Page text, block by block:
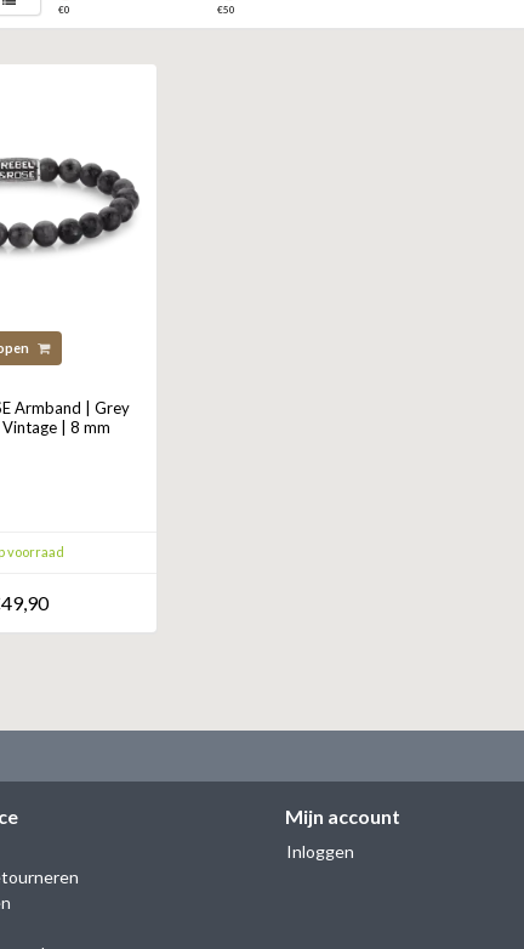
€0 €50
Armband | Grey
| 8 mm
voorraad
Mijn account
Inloggen